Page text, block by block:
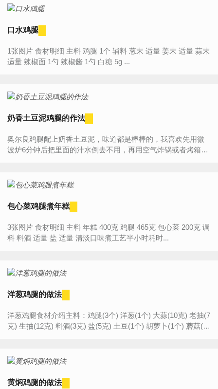
口水鸡腿
1张图片 食材明细 主料 鸡腿 1个 辅料 葱末 适量 姜末 适量 蒜末
适量 辣椒面 1勺 辣椒酱 1勺 白糖 5g ...
奶香土豆泥鸡腿的作法
奥尔良鸡腿配上奶香土豆泥，味道都是棒棒的，我喜欢先用微
波炉6分钟后把里面的汁水倒去不用，再用空气炸锅或者烤箱把
包心菜鸡腿煮年糕
3张图片 食材明细 主料 年糕 400克 鸡腿 465克 包心菜 200克 调
料 料酒 适量 盐 适量 清淡口味煮工艺半小时耗时...
洋葱鸡腿的做法
洋葱鸡腿食材介绍主料：鸡腿(3个) 洋葱(1个) 大蒜(10克) 老抽(7
克) 生抽(12克) 料酒(3克) 盐(5克) 土豆(1个) 胡萝卜(1个) 蘑菇(3
黄焖鸡腿的做法